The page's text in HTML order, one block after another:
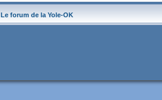
Le forum de la Yole-OK